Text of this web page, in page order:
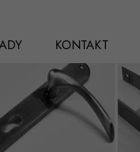
KONTAKT